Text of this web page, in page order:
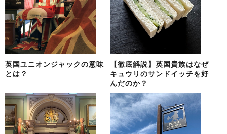
英国ユニオンジャックの意味
とは？
【徹底解説】英国貴族はなぜ
キュウリのサンドイッチを好
んだのか？